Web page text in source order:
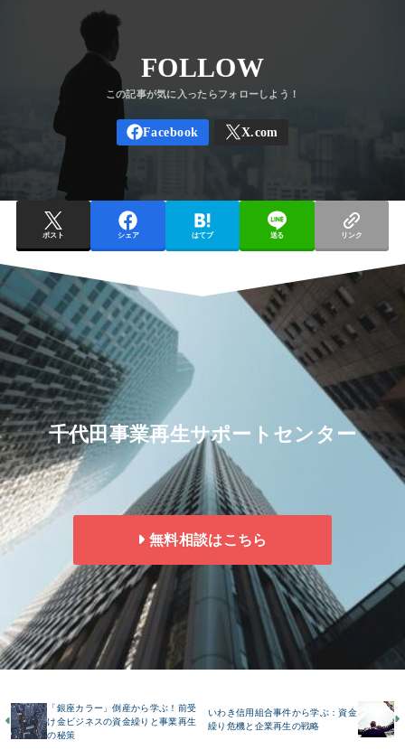
FOLLOW
ポスト シェア はてブ 送る リンク
千代田事業再生サポートセンター
無料相談はこちら
「銀座カラー」倒産から学ぶ！前受
け金ビジネスの資金繰りと事業再生
の秘策
いわき信用組合事件から学ぶ：資金
繰り危機と企業再生の戦略